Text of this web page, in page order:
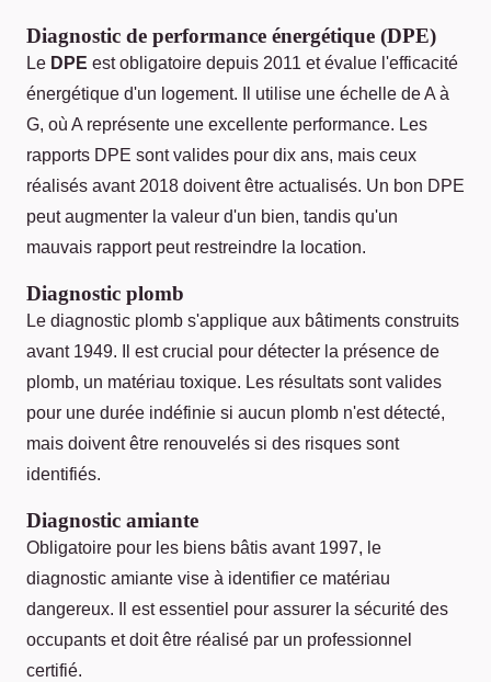
Diagnostic de performance énergétique (DPE)
Le DPE est obligatoire depuis 2011 et évalue l'efficacité
énergétique d'un logement. Il utilise une échelle de A à
G, où A représente une excellente performance. Les
rapports DPE sont valides pour dix ans, mais ceux
réalisés avant 2018 doivent être actualisés. Un bon DPE
peut augmenter la valeur d'un bien, tandis qu'un
mauvais rapport peut restreindre la location.
Diagnostic plomb
Le diagnostic plomb s'applique aux bâtiments construits
avant 1949. Il est crucial pour détecter la présence de
plomb, un matériau toxique. Les résultats sont valides
pour une durée indéfinie si aucun plomb n'est détecté,
mais doivent être renouvelés si des risques sont
identifiés.
Diagnostic amiante
Obligatoire pour les biens bâtis avant 1997, le
diagnostic amiante vise à identifier ce matériau
dangereux. Il est essentiel pour assurer la sécurité des
occupants et doit être réalisé par un professionnel
certifié.